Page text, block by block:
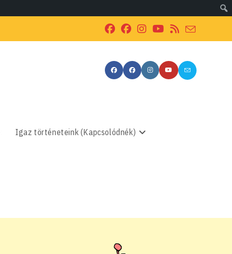
Igaz történeteink (Kapcsolódnék)